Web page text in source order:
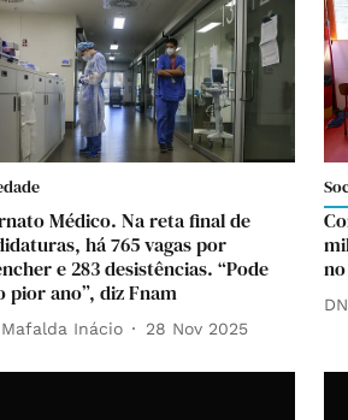
Médico. Na reta final de
há 765 vagas por
e 283 desistências. “Pode
pior ano”, diz Fnam
Inácio 28 Nov 2025